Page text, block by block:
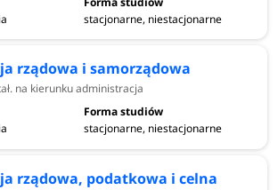
stacjonarne, niestacjonarne
rządowa i samorządowa
na kierunku administracja
stacjonarne, niestacjonarne
rządowa, podatkowa i celna